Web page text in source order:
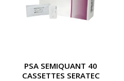
PSA SEMIQUANT 40
CASSETTES SERATEC